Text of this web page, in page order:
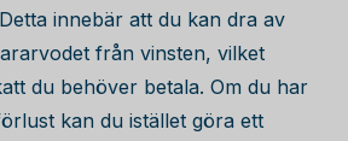
innebär att du kan dra av
från vinsten, vilket
du behöver betala. Om du har
kan du istället göra ett